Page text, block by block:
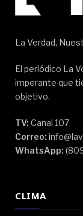
La Verdad,
El periódico La
imperante que
objetivo.
TV: Canal 107
Correo:
WhatsApp:
CLIMA